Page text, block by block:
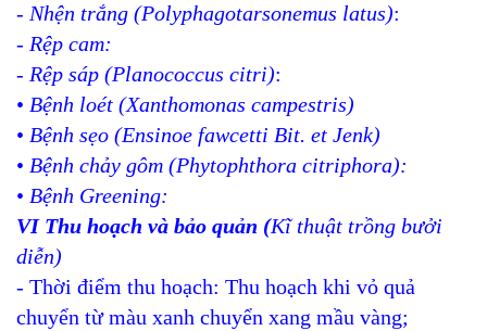
- Nhện trắng (Polyphagotarsonemus latus):
- Rệp cam:
- Rệp sáp (Planococcus citri):
• Bệnh loét (Xanthomonas campestris)
• Bệnh sẹo (Ensinoe fawcetti Bit. et Jenk)
• Bệnh chảy gôm (Phytophthora citriphora):
• Bệnh Greening:
VI Thu hoạch và bảo quản (Kĩ thuật trồng bưởi
diễn)
- Thời điểm thu hoạch: Thu hoạch khi vỏ quả
chuyển từ màu xanh chuyển xang mầu vàng;